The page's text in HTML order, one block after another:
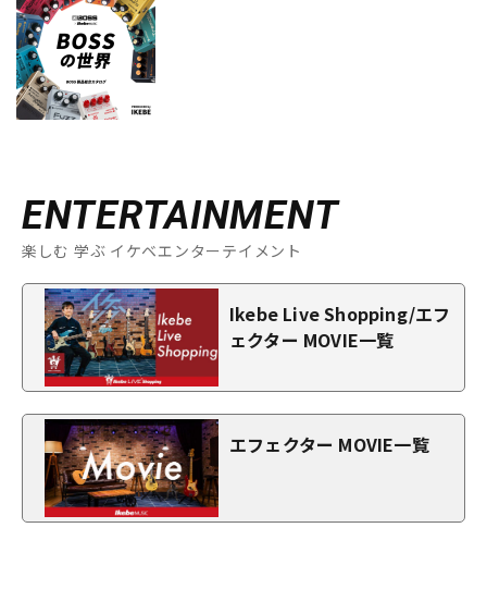
ENTERTAINMENT
楽しむ 学ぶ イケベエンターテイメント
Ikebe Live Shopping/エフ
ェクター MOVIE一覧
エフェクター MOVIE一覧